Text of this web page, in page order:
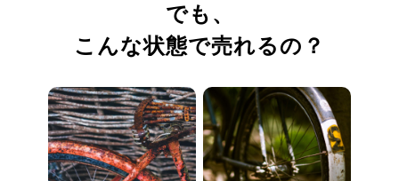
でも、
こんな状態で売れるの？